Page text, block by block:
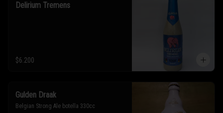
Delirium Tremens
$6.200
Gulden Draak
Belgian Strong Ale botella 330cc